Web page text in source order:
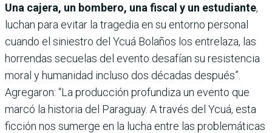
Una cajera, un bombero, una fiscal y un estudiante,
luchan para evitar la tragedia en su entorno personal
cuando el siniestro del Ycuá Bolaños los entrelaza, las
horrendas secuelas del evento desafían su resistencia
moral y humanidad incluso dos décadas después”.
Agregaron: “La producción profundiza un evento que
marcó la historia del Paraguay. A través del Ycuá, esta
ficción nos sumerge en la lucha entre las problemáticas